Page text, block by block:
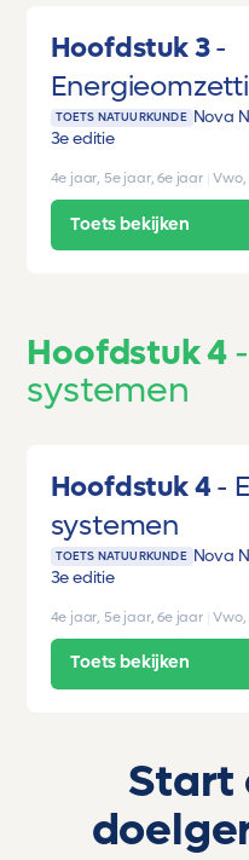
Hoofdstuk 3
TOETS NATUURKUNDE Nova
3e editie
4e jaar, 5e jaar, 6e jaar
Toets bekijken
Hoofdstuk 4
systemen
Hoofdstuk 4
systemen
TOETS NATUURKUNDE Nova
3e editie
4e jaar, 5e jaar, 6e jaar
Toets bekijken
Start